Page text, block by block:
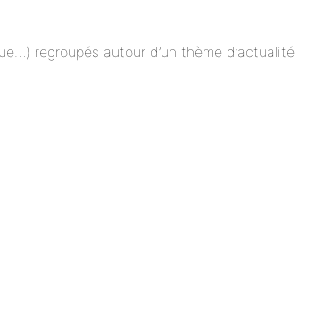
regroupés autour d’un thème d’actualité